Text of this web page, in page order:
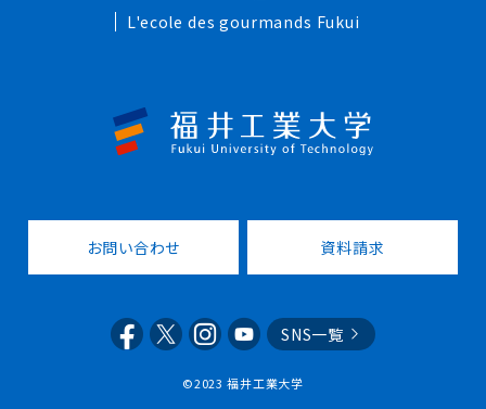
L'ecole des gourmands Fukui
お問い合わせ 資料請求
SNS一覧
©2023 福井工業大学